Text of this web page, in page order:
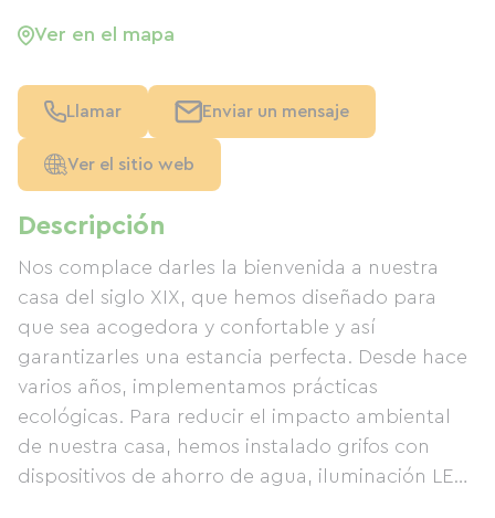
Descripción
Nos complace darles la bienvenida a nuestra
casa del siglo XIX, que hemos diseñado para
que sea acogedora y confortable y así
garantizarles una estancia perfecta. Desde hace
varios años, implementamos prácticas
ecológicas. Para reducir el impacto ambiental
de nuestra casa, hemos instalado grifos con
dispositivos de ahorro de agua, iluminación LED,
Ver en el mapa
Llamar Enviar un mensaje
Ver el sitio web